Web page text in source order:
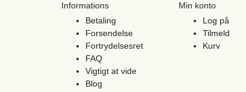
Informations
Betaling
Forsendelse
Fortrydelsesret
FAQ
Vigtigt at vide
Blog
Min konto
Log på
Tilmeld
Kurv